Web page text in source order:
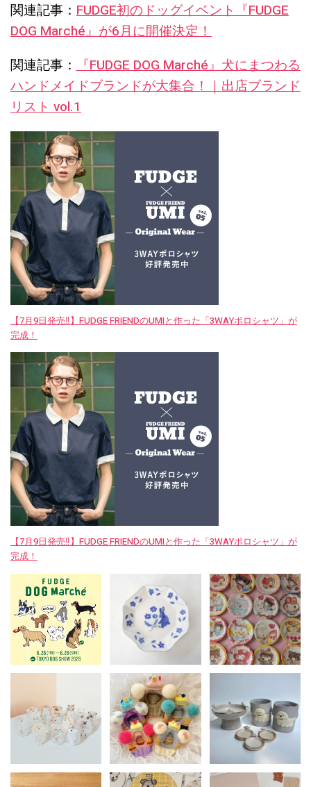
関連記事： FUDGE初のドッグイベント『FUDGE
DOG Marché』が6月に開催決定！
関連記事： 『FUDGE DOG Marché』犬にまつわる
ハンドメイドブランドが大集合！｜出店ブランド
リスト vol.1
【7月9日発売‼︎】FUDGE FRIENDのUMIと作った「3WAYポロシャツ」が
完成！
【7月9日発売‼︎】FUDGE FRIENDのUMIと作った「3WAYポロシャツ」が
完成！